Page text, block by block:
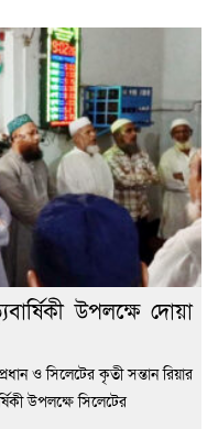
উপলক্ষে দোয়া
ও সিলেটের কৃতী সন্তান রিয়ার
উপলক্ষে সিলেটের